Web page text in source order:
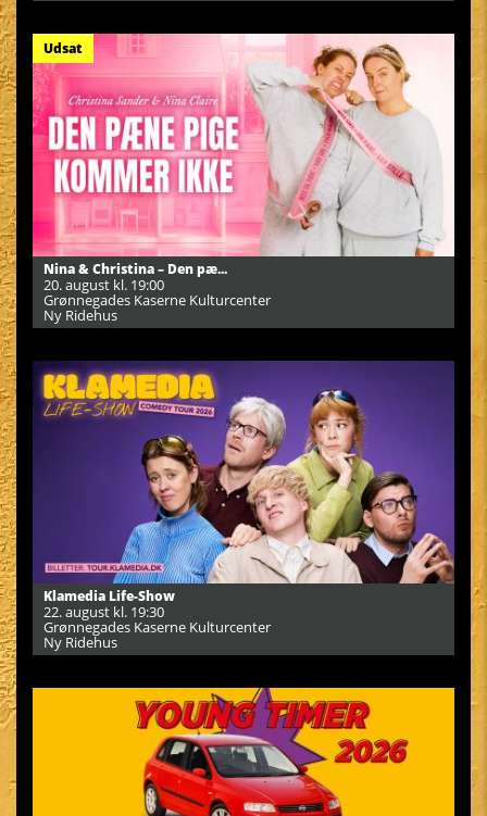
Udsat
Nina & Christina – Den pæ...
20. august kl. 19:00
Grønnegades Kaserne Kulturcenter
Ny Ridehus
Klamedia Life-Show
22. august kl. 19:30
Grønnegades Kaserne Kulturcenter
Ny Ridehus